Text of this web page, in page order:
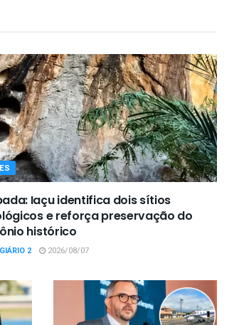
Iaçu identifica dois sítios
e reforça preservação do
histórico
2 2026/08/07